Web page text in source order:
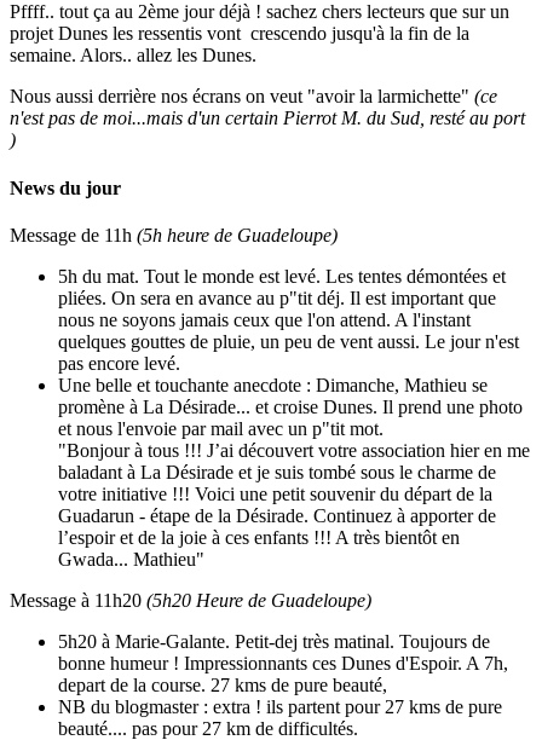
Pffff.. tout ça au 2ème jour déjà ! sachez chers lecteurs que sur un
projet Dunes les ressentis vont crescendo jusqu'à la fin de la
semaine. Alors.. allez les Dunes.
Nous aussi derrière nos écrans on veut "avoir la larmichette" (ce
n'est pas de moi...mais d'un certain Pierrot M. du Sud, resté au port
)
News du jour
Message de 11h (5h heure de Guadeloupe)
5h du mat. Tout le monde est levé. Les tentes démontées et
pliées. On sera en avance au p"tit déj. Il est important que
nous ne soyons jamais ceux que l'on attend. A l'instant
quelques gouttes de pluie, un peu de vent aussi. Le jour n'est
pas encore levé.
Une belle et touchante anecdote : Dimanche, Mathieu se
promène à La Désirade... et croise Dunes. Il prend une photo
et nous l'envoie par mail avec un p"tit mot.
"Bonjour à tous !!! J’ai découvert votre association hier en me
baladant à La Désirade et je suis tombé sous le charme de
votre initiative !!! Voici une petit souvenir du départ de la
Guadarun - étape de la Désirade. Continuez à apporter de
l’espoir et de la joie à ces enfants !!! A très bientôt en
Gwada... Mathieu"
Message à 11h20 (5h20 Heure de Guadeloupe)
5h20 à Marie-Galante. Petit-dej très matinal. Toujours de
bonne humeur ! Impressionnants ces Dunes d'Espoir. A 7h,
depart de la course. 27 kms de pure beauté,
NB du blogmaster : extra ! ils partent pour 27 kms de pure
beauté.... pas pour 27 km de difficultés.